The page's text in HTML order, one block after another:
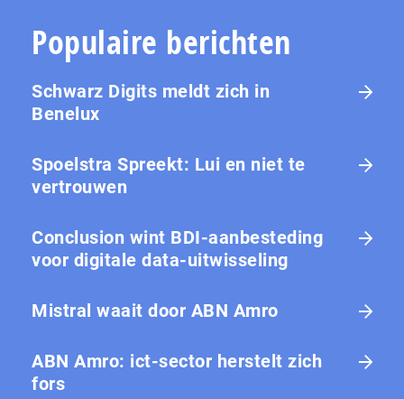
Populaire berichten
Schwarz Digits meldt zich in
Benelux
Spoelstra Spreekt: Lui en niet te
vertrouwen
Conclusion wint BDI-aanbesteding
voor digitale data-uitwisseling
Mistral waait door ABN Amro
ABN Amro: ict-sector herstelt zich
fors